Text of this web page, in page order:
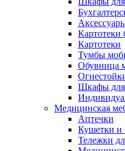
Картотеки
Картотеки
Тумбы
Обувница
Шкафы для
Медицинская
Аптечки
Кушетки и
Тележки